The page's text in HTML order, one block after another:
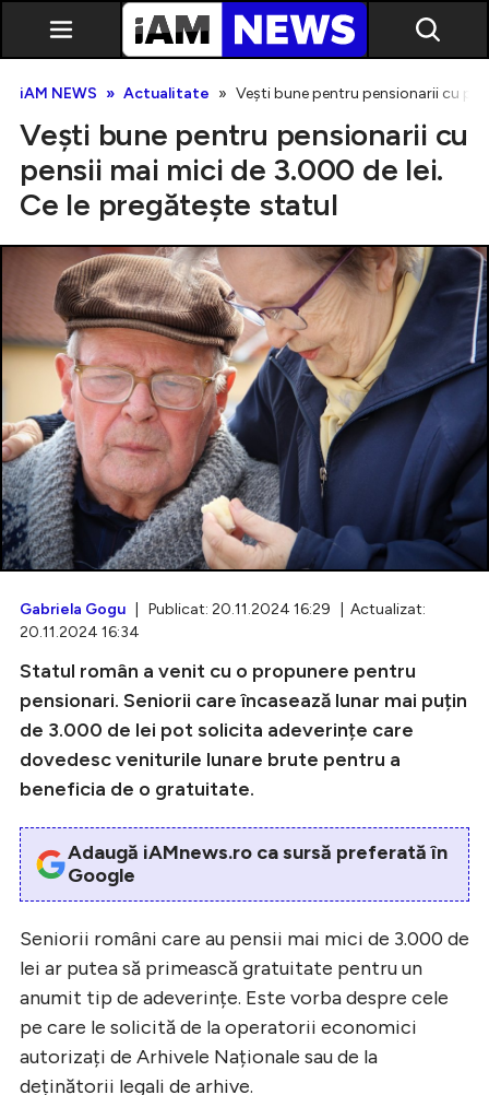
Creează cont
iAM NEWS Actualitate Vești bune pentru pensionarii cu
Vești bune pentru pensionarii cu
pensii mai mici de 3.000 de lei.
Ce le pregătește statul
Gabriela Gogu | Publicat: 20.11.2024 16:29 | Actualizat:
20.11.2024 16:34
Statul român a venit cu o propunere pentru
pensionari. Seniorii care încasează lunar mai puțin
de 3.000 de lei pot solicita adeverințe care
dovedesc veniturile lunare brute pentru a
beneficia de o gratuitate.
Adaugă iAMnews.ro ca sursă preferată în
Google
Seniorii români care au pensii mai mici de 3.000 de
lei ar putea să primească gratuitate pentru un
anumit tip de adeverințe. Este vorba despre cele
pe care le solicită de la operatorii economici
autorizați de Arhivele Naționale sau de la
deținătorii legali de arhive.